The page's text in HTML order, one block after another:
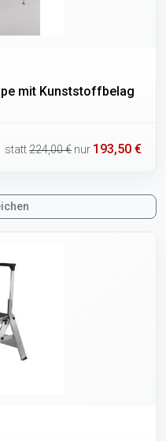
mit Kunststoffbelag
statt224,00 € nur 193,50 €